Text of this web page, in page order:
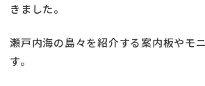
きました。
瀬戸内海の島々を紹介する案内板やモ
す。